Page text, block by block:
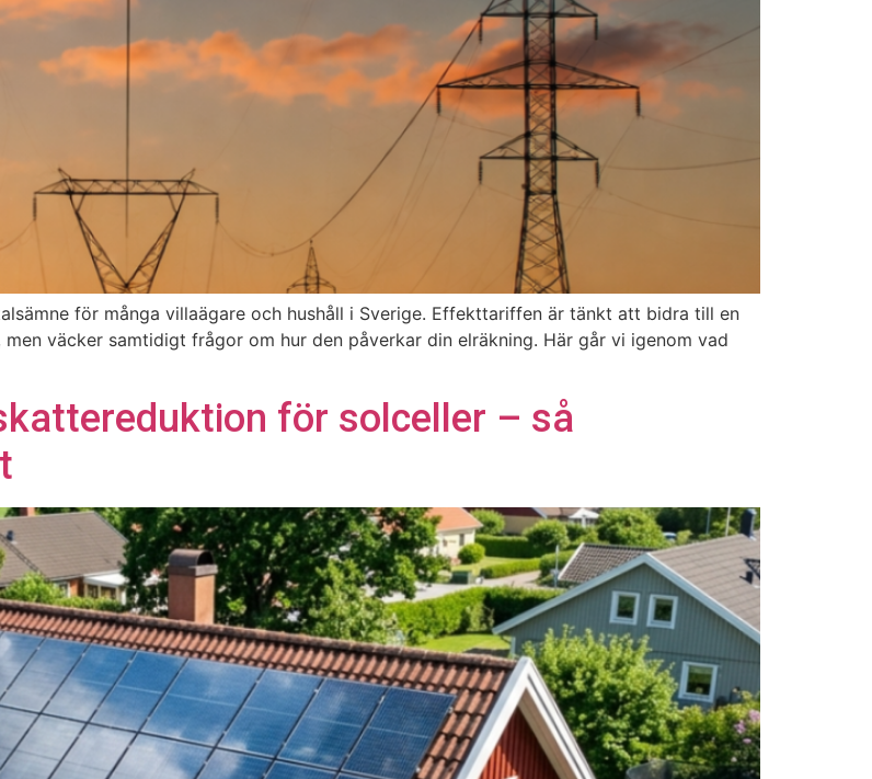
för många villaägare och hushåll i Sverige. Effekttariffen är tänkt att bidra till en
väcker samtidigt frågor om hur den påverkar din elräkning. Här går vi igenom vad
för solceller – så